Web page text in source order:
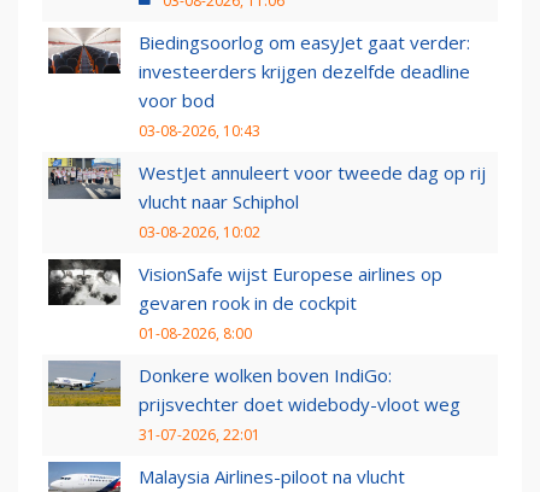
Biedingsoorlog om easyJet gaat verder:
investeerders krijgen dezelfde deadline
voor bod
03-08-2026, 10:43
WestJet annuleert voor tweede dag op rij
vlucht naar Schiphol
03-08-2026, 10:02
VisionSafe wijst Europese airlines op
gevaren rook in de cockpit
01-08-2026, 8:00
Donkere wolken boven IndiGo:
prijsvechter doet widebody-vloot weg
31-07-2026, 22:01
Malaysia Airlines-piloot na vlucht